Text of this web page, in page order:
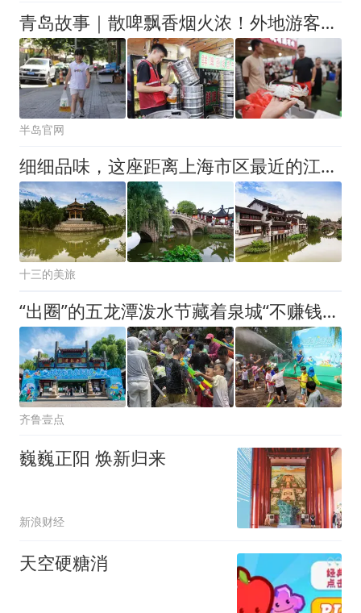
青岛故事｜散啤飘香烟火浓！外地游客打卡啤酒屋，一场生日邂逅暖心合唱
半岛官网
细细品味，这座距离上海市区最近的江南古镇
十三的美旅
“出圈”的五龙潭泼水节藏着泉城“不赚钱”的暖心账
齐鲁壹点
巍巍正阳 焕新归来
新浪财经
天空硬糖消